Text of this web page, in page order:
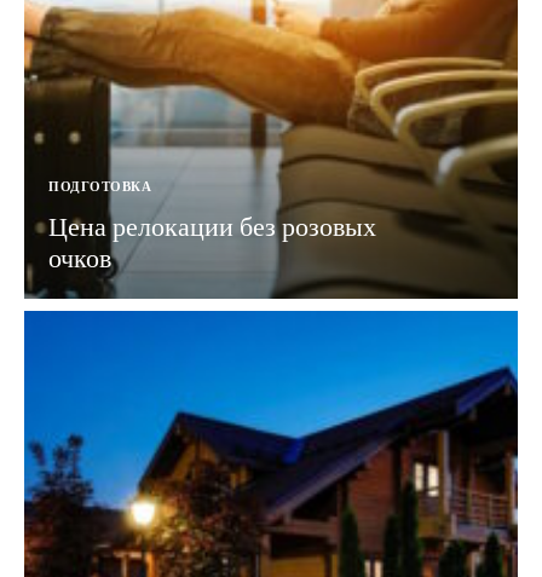
ПОДГОТОВКА
Цена релокации без розовых
очков